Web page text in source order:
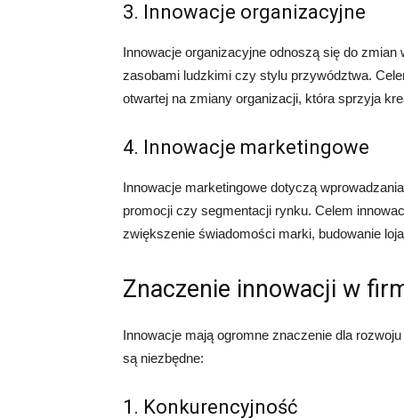
3. Innowacje organizacyjne
Innowacje organizacyjne odnoszą się do
zasobami ludzkimi czy stylu przywództwa.
otwartej na zmiany organizacji, która sprzyja
4. Innowacje marketingowe
Innowacje marketingowe dotyczą
promocji czy segmentacji rynku. Celem
zwiększenie świadomości marki, budowanie
Znaczenie innowacji w
Innowacje mają ogromne znaczenie dla
są niezbędne:
1. Konkurencyjność